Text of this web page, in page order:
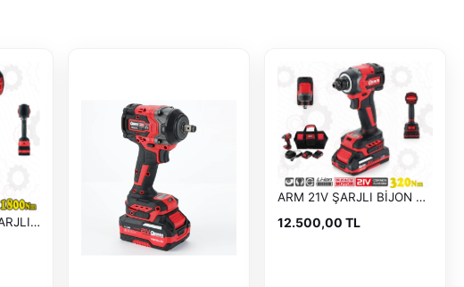
ARM 1800NM 21V ŞARJLI BİJON SÖKME RB-818
ARM 21V ŞARJLI BİJON SÖKME RB-SD2108-W
12.500,00 TL